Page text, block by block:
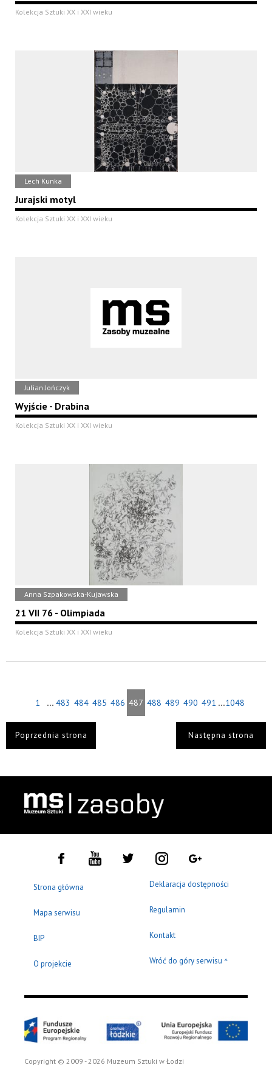
Kolekcja Sztuki XX i XXI wieku
Lech Kunka
Jurajski motyl
Kolekcja Sztuki XX i XXI wieku
Julian Jończyk
Wyjście - Drabina
Kolekcja Sztuki XX i XXI wieku
Anna Szpakowska-Kujawska
21 VII 76 - Olimpiada
Kolekcja Sztuki XX i XXI wieku
1 ... 483 484 485 486 487 488 489 490 491 ...1048
Poprzednia strona Następna strona
Strona główna
Mapa serwisu
BIP
O projekcie
Deklaracja dostępności
Regulamin
Kontakt
Wróć do góry serwisu ^
Copyright © 2009 - 2026 Muzeum Sztuki w Łodzi